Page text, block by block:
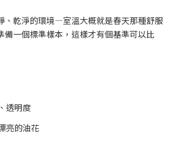
、乾淨的環境—室溫大概就是春天那種舒服
備一個標準樣本，這樣才有個基準可以比
透明度
亮的油花